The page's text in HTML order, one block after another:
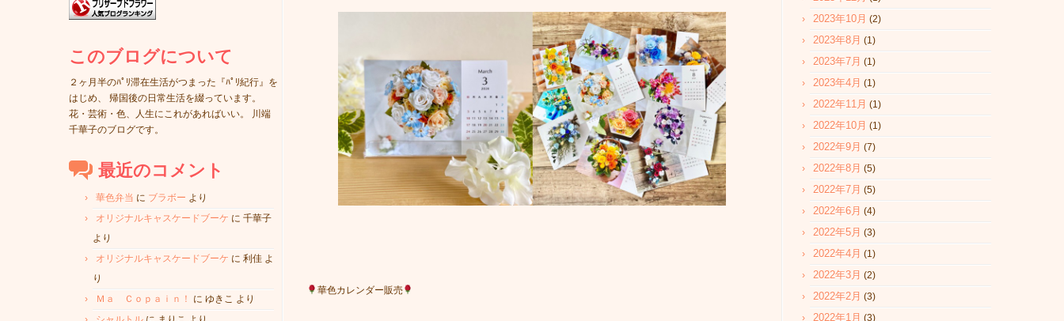
このブログについて
２ヶ月半のﾊﾟﾘ滞在生活がつまった『ﾊﾟﾘ紀行』を
はじめ、 帰国後の日常生活を綴っています。
花・芸術・色、人生にこれがあればいい。 川端
千華子のブログです。
最近のコメント
華色弁当 に ブラボー より
オリジナルキャスケードブーケ に 千華子
より
オリジナルキャスケードブーケ に 利佳 よ
り
Ｍａ Ｃｏｐａｉｎ！
に ゆきこ より
華色カレンダー販売
2023年10月 (2)
2023年8月 (1)
2023年7月 (1)
2023年4月 (1)
2022年11月 (1)
2022年10月 (1)
2022年9月 (7)
2022年8月 (5)
2022年7月 (5)
2022年6月 (4)
2022年5月 (3)
2022年4月 (1)
2022年3月 (2)
2022年2月 (3)
2022年1月 (3)